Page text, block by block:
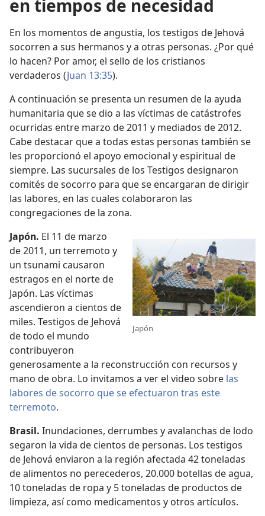
en tiempos de necesidad
En los momentos de angustia, los testigos de Jehová
socorren a sus hermanos y a otras personas. ¿Por qué
lo hacen? Por amor, el sello de los cristianos
verdaderos (Juan 13:35).
A continuación se presenta un resumen de la ayuda
humanitaria que se dio a las víctimas de catástrofes
ocurridas entre marzo de 2011 y mediados de 2012.
Cabe destacar que a todas estas personas también se
les proporcionó el apoyo emocional y espiritual de
siempre. Las sucursales de los Testigos designaron
comités de socorro para que se encargaran de dirigir
las labores, en las cuales colaboraron las
congregaciones de la zona.
Japón
Japón. El 11 de marzo
de 2011, un terremoto y
un tsunami causaron
estragos en el norte de
Japón. Las víctimas
ascendieron a cientos de
miles. Testigos de Jehová
de todo el mundo
contribuyeron
generosamente a la reconstrucción con recursos y
mano de obra. Lo invitamos a ver el video sobre las
labores de socorro que se efectuaron tras este
terremoto.
Brasil. Inundaciones, derrumbes y avalanchas de lodo
segaron la vida de cientos de personas. Los testigos
de Jehová enviaron a la región afectada 42 toneladas
de alimentos no perecederos, 20.000 botellas de agua,
10 toneladas de ropa y 5 toneladas de productos de
limpieza, así como medicamentos y otros artículos.